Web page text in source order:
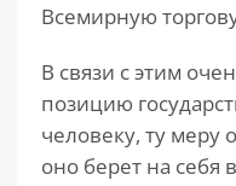
Всемирную
В связи с этим
позицию
человеку, ту меру
оно берет на себя